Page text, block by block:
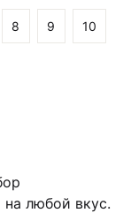
8 9 10
любой вкус.